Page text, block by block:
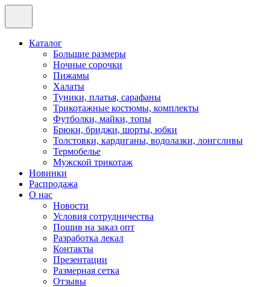
Каталог
Большие размеры
Ночные сорочки
Пижамы
Халаты
Туники, платья, сарафаны
Трикотажные костюмы, комплекты
Футболки, майки, топы
Брюки, бриджи, шорты, юбки
Толстовки, кардиганы, водолазки, лонгсливы
Термобелье
Мужской трикотаж
Новинки
Распродажа
О нас
Новости
Условия сотрудничества
Пошив на заказ опт
Разработка лекал
Контакты
Презентации
Размерная сетка
Отзывы